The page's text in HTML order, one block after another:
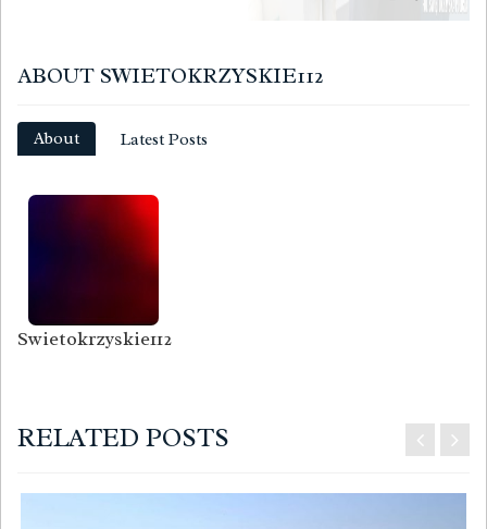
ABOUT SWIETOKRZYSKIE112
About Latest Posts
Swietokrzyskie112
RELATED POSTS